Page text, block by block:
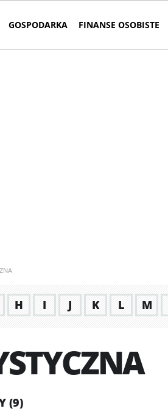
GOSPODARKA FINANSE OSOBISTE
H I J K L M
(9)